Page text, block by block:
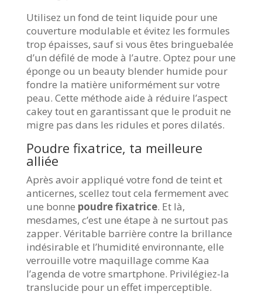
Utilisez un fond de teint liquide pour une
couverture modulable et évitez les formules
trop épaisses, sauf si vous êtes bringuebalée
d’un défilé de mode à l’autre. Optez pour une
éponge ou un beauty blender humide pour
fondre la matière uniformément sur votre
peau. Cette méthode aide à réduire l’aspect
cakey tout en garantissant que le produit ne
migre pas dans les ridules et pores dilatés.
Poudre fixatrice, ta meilleure
alliée
Après avoir appliqué votre fond de teint et
anticernes, scellez tout cela fermement avec
une bonne poudre fixatrice. Et là,
mesdames, c’est une étape à ne surtout pas
zapper. Véritable barrière contre la brillance
indésirable et l’humidité environnante, elle
verrouille votre maquillage comme Kaa
l’agenda de votre smartphone. Privilégiez-la
translucide pour un effet imperceptible.